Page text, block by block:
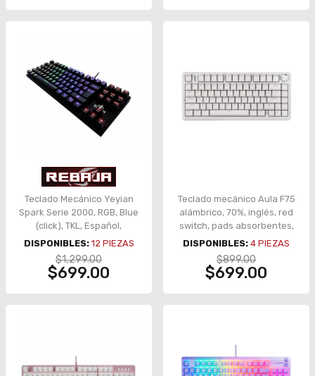
Teclado Mecánico Yeyian
Spark Serie 2000, RGB, Blue
(click), TKL, Español,
YAT1804
DISPONIBLES: 12PIEZAS
$1,299.00
$699.00
Teclado mecánico Aula F75
alámbrico, 70%, inglés, red
switch, pads absorbentes,
RGB, blanco – 8500-0061
DISPONIBLES: 4 PIEZAS
$899.00
$699.00